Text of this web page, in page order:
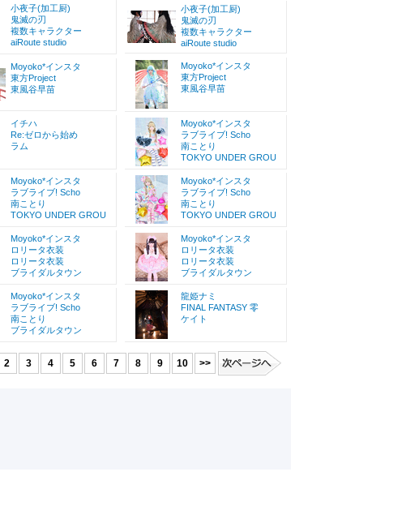
小夜子(加工厨)
鬼滅の刃
複数キャラクター
aiRoute studio
小夜子(加工厨)
鬼滅の刃
複数キャラクター
aiRoute studio
Moyoko*インスタ
東方Project
東風谷早苗
Moyoko*インスタ
東方Project
東風谷早苗
イチハ
Re:ゼロから始め
ラム
Moyoko*インスタ
ラブライブ! Scho
南ことり
TOKYO UNDER GROU
Moyoko*インスタ
ラブライブ! Scho
南ことり
TOKYO UNDER GROU
Moyoko*インスタ
ラブライブ! Scho
南ことり
TOKYO UNDER GROU
Moyoko*インスタ
ロリータ衣装
ロリータ衣装
ブライダルタウン
Moyoko*インスタ
ロリータ衣装
ロリータ衣装
ブライダルタウン
Moyoko*インスタ
ラブライブ! Scho
南ことり
ブライダルタウン
龍姫ナミ
FINAL FANTASY 零
ケイト
2 3 4 5 6 7 8 9 10 >>